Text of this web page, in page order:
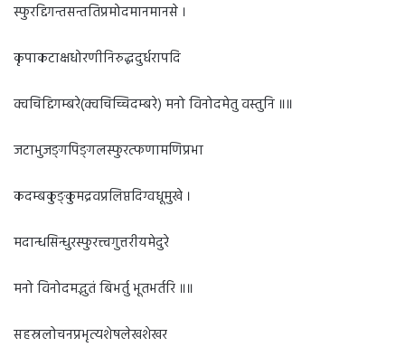
स्फुरद्दिगन्तसन्ततिप्रमोदमानमानसे ।
कृपाकटाक्षधोरणीनिरुद्धदुर्धरापदि
क्वचिद्दिगम्बरे(क्वचिच्चिदम्बरे) मनो विनोदमेतु वस्तुनि ॥॥
जटाभुजङ्गपिङ्गलस्फुरत्फणामणिप्रभा
कदम्बकुङ्कुमद्रवप्रलिप्तदिग्वधूमुखे ।
मदान्धसिन्धुरस्फुरत्त्वगुत्तरीयमेदुरे
मनो विनोदमद्भुतं बिभर्तु भूतभर्तरि ॥॥
सहस्रलोचनप्रभृत्यशेषलेखशेखर